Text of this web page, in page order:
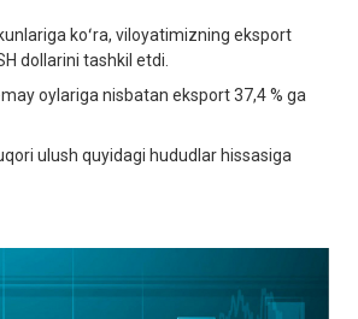
koʻra, viloyatimizning eksport
dollarini tashkil etdi.
oylariga nisbatan eksport 37,4 % ga
ulush quyidagi hududlar hissasiga